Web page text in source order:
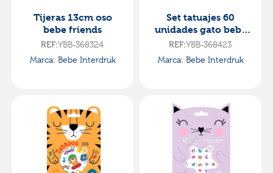
Tijeras 13cm oso
bebe friends
REF:YBB-368324
Marca: Bebe Interdruk
Set tatuajes 60
unidades gato bebe
friends
REF:YBB-368423
Marca: Bebe Interdruk